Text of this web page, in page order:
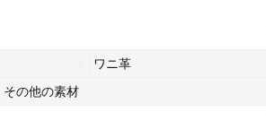
ワニ革
その他の素材